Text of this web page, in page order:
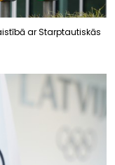
ar Starptautiskās